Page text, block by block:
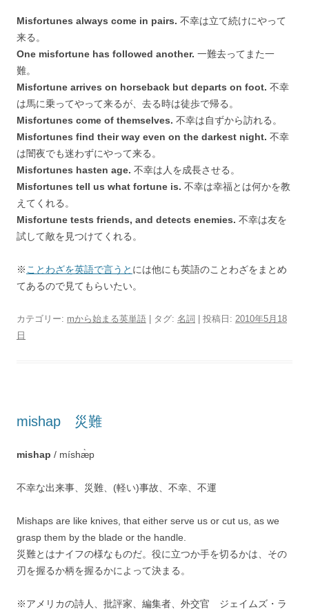
Misfortunes always come in pairs. 不幸は立て続けにやって
来る。
One misfortune has followed another. 一難去ってまた一
難。
Misfortune arrives on horseback but departs on foot. 不幸
は馬に乗ってやって来るが、去る時は徒歩で帰る。
Misfortunes come of themselves. 不幸は自ずから訪れる。
Misfortunes find their way even on the darkest night. 不幸
は闇夜でも迷わずにやって来る。
Misfortunes hasten age. 不幸は人を成長させる。
Misfortunes tell us what fortune is. 不幸は幸福とは何かを教
えてくれる。
Misfortune tests friends, and detects enemies. 不幸は友を
試して敵を見つけてくれる。
※ ことわざを英語で言うと には他にも英語のことわざをまとめ
てあるので見てもらいたい。
カテゴリー: mから始まる英単語 | タグ: 名詞 | 投稿日: 2010年5月18
日
mishap 災難
mishap / míshæ̀p
不幸な出来事、災難、(軽い)事故、不幸、不運
Mishaps are like knives, that either serve us or cut us, as we
grasp them by the blade or the handle.
災難とはナイフの様なものだ。役に立つか手を切るかは、その
刃を握るか柄を握るかによって決まる。
※アメリカの詩人、批評家、編集者、外交官 ジェイムズ・ラ